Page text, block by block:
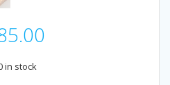
in stock